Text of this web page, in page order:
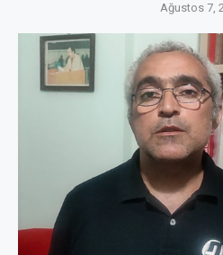
Ağustos 7,